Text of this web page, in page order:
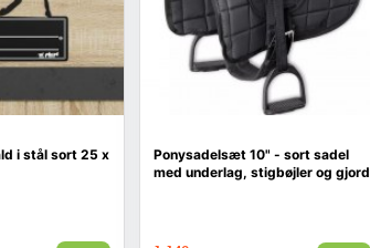
i stål sort 25 x
Ponysadelsæt 10" - sort sadel
med underlag, stigbøjler og gjord